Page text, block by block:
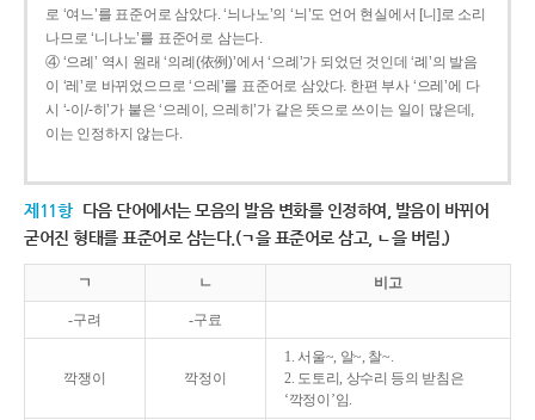
로 ‘여느’를 표준어로 삼았다. ‘늬나노’의 ‘늬’도 언어 현실에서 [니]로 소리
나므로 ‘니나노’를 표준어로 삼는다.
④ ‘으례’ 역시 원래 ‘의례(依例)’에서 ‘으례’가 되었던 것인데 ‘례’의 발음
이 ‘레’로 바뀌었으므로 ‘으레’를 표준어로 삼았다. 한편 부사 ‘으레’에 다
시 ‘-이/-히’가 붙은 ‘으레이, 으레히’가 같은 뜻으로 쓰이는 일이 많은데,
이는 인정하지 않는다.
제11항 다음 단어에서는 모음의 발음 변화를 인정하여, 발음이 바뀌어
굳어진 형태를 표준어로 삼는다.(ㄱ을 표준어로 삼고, ㄴ을 버림.)
ㄱ ㄴ 비고
-구려 -구료
깍쟁이 깍정이
1. 서울~, 알~, 찰~.
2. 도토리, 상수리 등의 받침은
‘깍정이’임.